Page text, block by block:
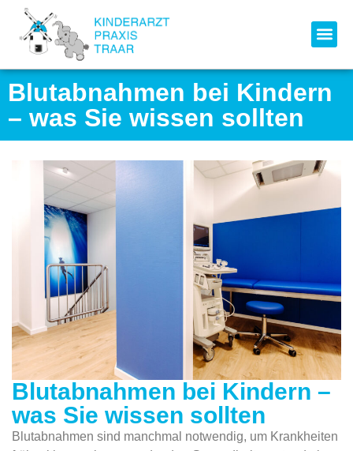
Blutabnahmen bei Kindern
– was Sie wissen sollten
Blutabnahmen bei Kindern –
was Sie wissen sollten
Blutabnahmen sind manchmal notwendig, um Krankheiten